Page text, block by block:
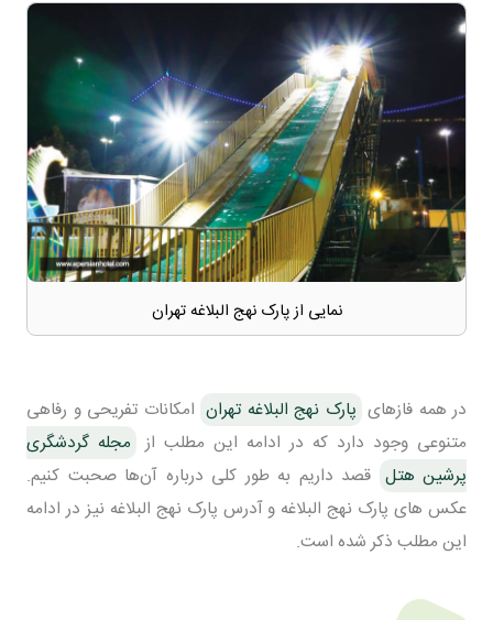
نمایی از پارک نهج البلاغه تهران
در همه فازهای پارک نهج البلاغه تهران امکانات تفریحی و رفاهی
متنوعی وجود دارد که در ادامه این مطلب از مجله گردشگری
پرشین هتل قصد داریم به طور کلی درباره آن‌ها صحبت کنیم.
عکس های پارک نهج البلاغه و آدرس پارک نهج البلاغه نیز در ادامه
این مطلب ذکر شده است.